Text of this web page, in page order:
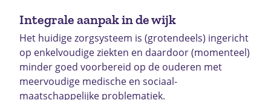
Integrale aanpak in de wijk
Het huidige zorgsysteem is (grotendeels) ingericht
op enkelvoudige ziekten en daardoor (momenteel)
minder goed voorbereid op de ouderen met
meervoudige medische en sociaal-
maatschappelijke problematiek.